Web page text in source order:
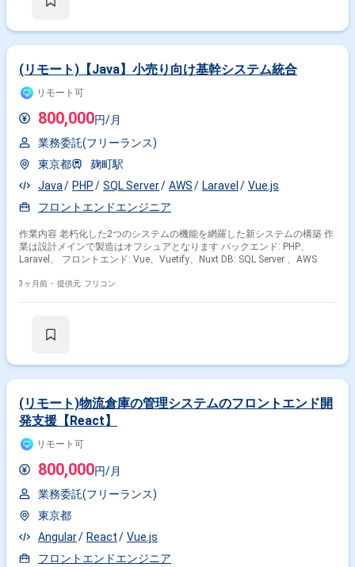
(リモート)【Java】小売り向け基幹システム統合
リモート可
800,000円/月
業務委託(フリーランス)
東京都
麹町駅
Java
PHP SQL Server AWS Laravel
Vue.js
フロントエンドエンジニア
作業内容 老朽化した2つのシステムの機能を網羅した新システムの構築 作
業は設計メインで製造はオフシュアとなります バックエンド: PHP、
Laravel、 フロントエンド: Vue、Vuetify、Nuxt DB: SQL Server 、AWS
3ヶ月前・ 提供元: フリコン
(リモート)物流倉庫の管理システムのフロントエンド開
発支援【React】
リモート可
800,000円/月
業務委託(フリーランス)
東京都
Angular
React
Vue.js
フロントエンドエンジニア